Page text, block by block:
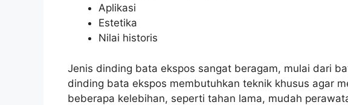
Aplikasi
Estetika
Nilai historis
Jenis dinding bata ekspos sangat beragam, mulai dari
dinding bata ekspos membutuhkan teknik khusus agar
beberapa kelebihan, seperti tahan lama, mudah